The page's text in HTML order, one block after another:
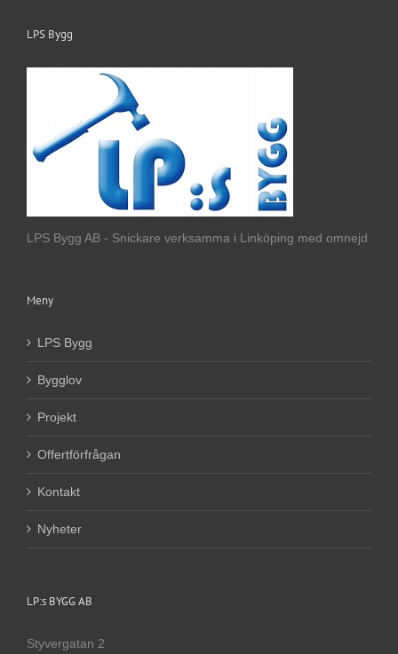
LPS Bygg
LPS Bygg AB - Snickare verksamma i Linköping med omnejd
Meny
LPS Bygg
Bygglov
Projekt
Offertförfrågan
Kontakt
Nyheter
LP:s BYGG AB
Styvergatan 2